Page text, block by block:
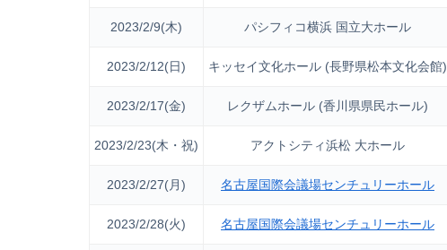
2023/2/9(木) パシフィコ横浜 国立大ホール
2023/2/12(日) キッセイ文化ホール (長野県松本文化会館)
2023/2/17(金) レクザムホール (香川県県民ホール)
2023/2/23(木・祝) アクトシティ浜松 大ホール
2023/2/27(月) 名古屋国際会議場センチュリーホール
2023/2/28(火) 名古屋国際会議場センチュリーホール